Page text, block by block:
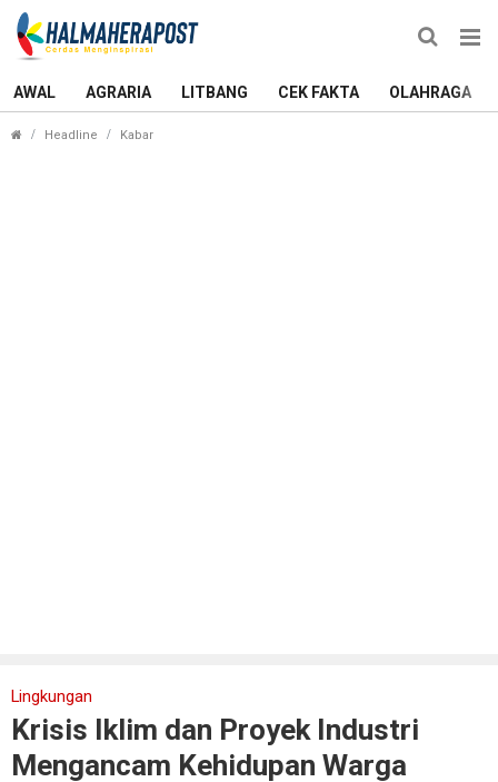
AWAL AGRARIA LITBANG CEK FAKTA OLAHRAGA
Headline Kabar
Lingkungan
Krisis Iklim dan Proyek Industri
Mengancam Kehidupan Warga